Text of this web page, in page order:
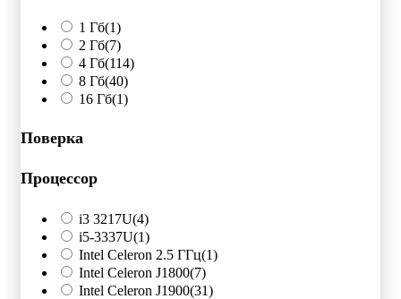
1 Гб(1)
2 Гб(7)
4 Гб(114)
8 Гб(40)
16 Гб(1)
Поверка
Процессор
i3 3217U(4)
i5-3337U(1)
Intel Celeron 2.5 ГГц(1)
Intel Celeron J1800(7)
Intel Celeron J1900(31)